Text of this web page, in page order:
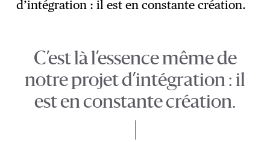
d’intégration : il est en constante création.
C’est là l’essence même de
notre projet d’intégration : il
est en constante création.